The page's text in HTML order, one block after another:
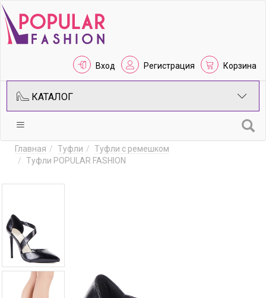
Вход Регистрация Корзина
КАТАЛОГ
Главная Туфли
Туфли с ремешком
Туфли POPULAR FASHION